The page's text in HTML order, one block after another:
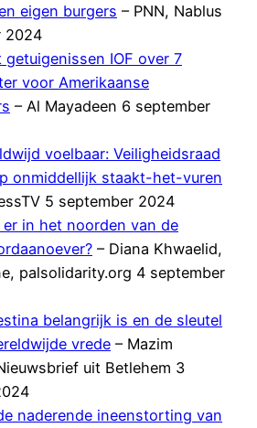
eigen burgers – PNN, Nablus
2024
getuigenissen IOF over 7
voor Amerikaanse
– Al Mayadeen 6 september
voelbaar: Veiligheidsraad
onmiddellijk staakt-het-vuren
5 september 2024
in het noorden van de
– Diana Khwaelid,
palsolidarity.org 4 september
belangrijk is en de sleutel
vrede – Mazim
uit Betlehem 3
naderende ineenstorting van